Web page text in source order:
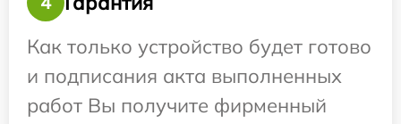
Как только устройство будет готово
и подписания акта выполненных
работ Вы получите фирменный